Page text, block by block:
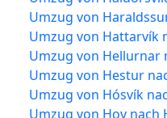
Umzug von
Umzug von Hattarvík
Umzug von Hellurnar
Umzug von Hestur
Umzug von Hósvík
Umzug von Hov nach